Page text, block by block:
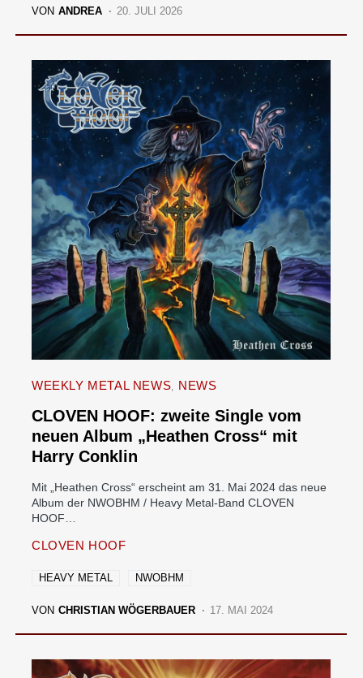
VON ANDREA 20. JULI 2026
WEEKLY METAL NEWS NEWS
CLOVEN HOOF: zweite Single vom
neuen Album „Heathen Cross“ mit
Harry Conklin
Mit „Heathen Cross“ erscheint am 31. Mai 2024 das neue
Album der NWOBHM / Heavy Metal-Band CLOVEN
HOOF…
CLOVEN HOOF
HEAVY METAL NWOBHM
VON CHRISTIAN WÖGERBAUER 17. MAI 2024